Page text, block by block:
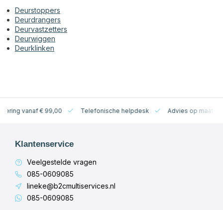
Deurstoppers
Deurdrangers
Deurvastzetters
Deurwiggen
Deurklinken
vanaf € 99,00 Telefonische helpdesk Advies op maat
Klantenservice
Veelgestelde vragen
085-0609085
lineke@b2cmultiservices.nl
085-0609085